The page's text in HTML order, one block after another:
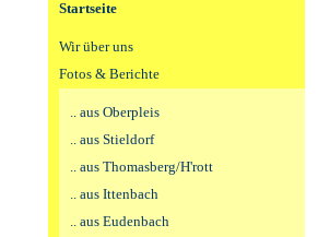
Startseite
Wir über uns
Fotos & Berichte
.. aus Oberpleis
.. aus Stieldorf
.. aus Thomasberg/H'rott
.. aus Ittenbach
.. aus Eudenbach